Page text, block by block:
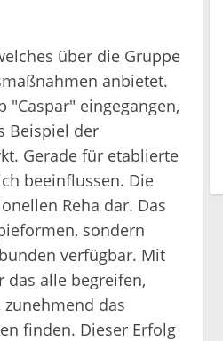
über die Gruppe
anbietet.
eingegangen,
Beispiel der
Gerade für etablierte
beeinflussen. Die
Reha dar. Das
sondern
verfügbar. Mit
das alle begreifen,
das
finden. Dieser Erfolg